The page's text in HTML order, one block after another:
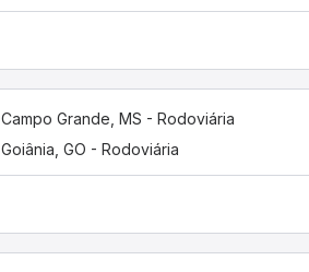
Campo Grande, MS - Rodoviária
Goiânia, GO - Rodoviária